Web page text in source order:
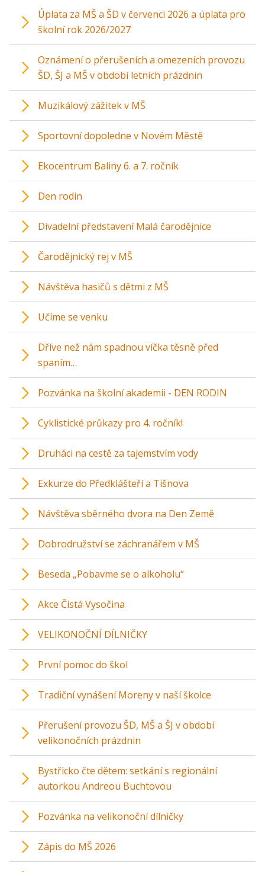
Úplata za MŠ a ŠD v červenci 2026 a úplata pro
školní rok 2026/2027
Oznámení o přerušeních a omezeních provozu
ŠD, ŠJ a MŠ v období letních prázdnin
Muzikálový zážitek v MŠ
Sportovní dopoledne v Novém Městě
Ekocentrum Baliny 6. a 7. ročník
Den rodin
Divadelní představení Malá čarodějnice
Čarodějnický rej v MŠ
Návštěva hasičů s dětmi z MŠ
Učíme se venku
Dříve než nám spadnou víčka těsně před
spaním…
Pozvánka na školní akademii - DEN RODIN
Cyklistické průkazy pro 4. ročník!
Druháci na cestě za tajemstvím vody
Exkurze do Předklášteří a Tišnova
Návštěva sběrného dvora na Den Země
Dobrodružství se záchranářem v MŠ
Beseda „Pobavme se o alkoholu“
Akce Čistá Vysočina
VELIKONOČNÍ DÍLNIČKY
První pomoc do škol
Tradiční vynášení Moreny v naší školce
Přerušení provozu ŠD, MŠ a ŠJ v období
velikonočních prázdnin
Bystřicko čte dětem: setkání s regionální
autorkou Andreou Buchtovou
Pozvánka na velikonoční dílničky
Zápis do MŠ 2026